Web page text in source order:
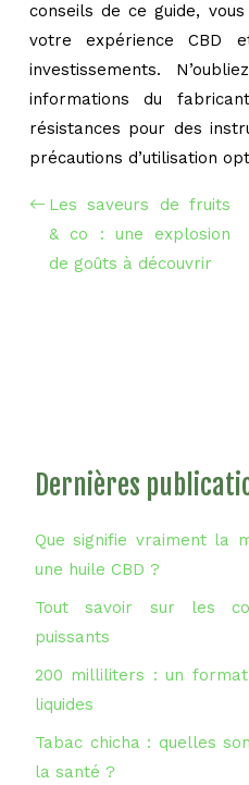
conseils de ce guide,
votre expérience CBD
investissements.
informations du
résistances pour des
précautions d’utilisation
Les saveurs de fruits
& co : une explosion
de goûts à découvrir
Dernières
Que signifie vraiment la
une huile CBD ?
Tout savoir sur les
puissants
200 milliliters : un
liquides
Tabac chicha : quelles
la santé ?